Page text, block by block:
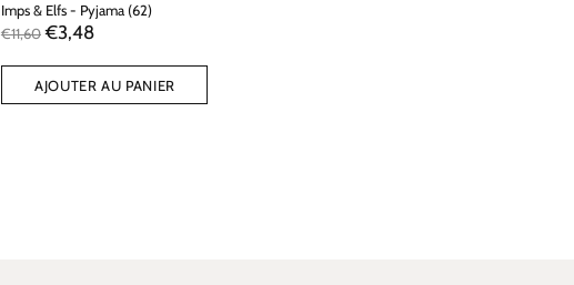
Imps & Elfs - Pyjama (62)
€11,60 €3,48
AJOUTER AU PANIER